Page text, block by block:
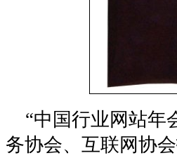
“中国行业网站年
务协会、互联网协